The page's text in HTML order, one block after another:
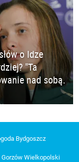
o Idze
"Ta
nad sobą.
Bydgoszcz
Gorzów Wielkopolski